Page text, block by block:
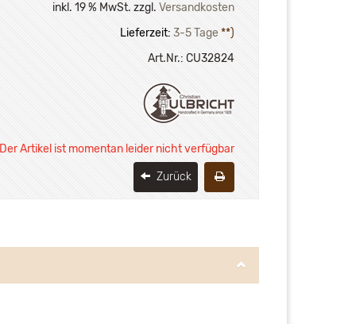
inkl. 19 % MwSt. zzgl. Versandkosten
Lieferzeit: 3-5 Tage **)
Art.Nr.: CU32824
Der Artikel ist momentan leider nicht verfügbar
Zurück